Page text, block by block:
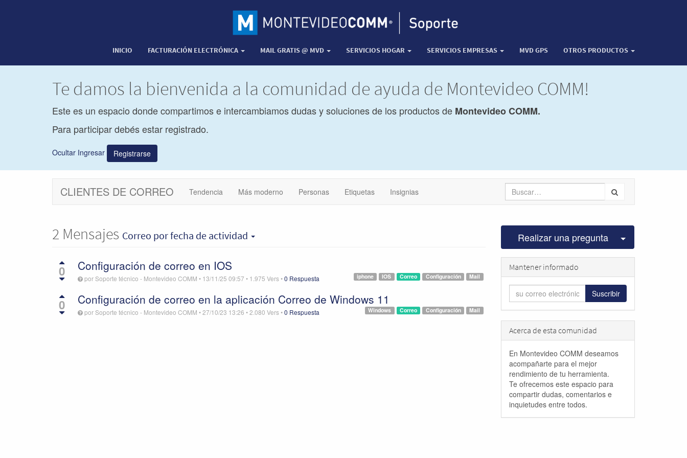
INICIO FACTURACIÓN ELECTRÓNICA MAIL GRATIS @ MVD SERVICIOS HOGAR SERVICIOS EMPRESAS MVD GPS OTROS PRODUCTOS
Te damos la bienvenida a la comunidad de ayuda de Montevideo COMM!
Este es un espacio donde compartimos e intercambiamos dudas y soluciones de los productos de Montevideo COMM.
Para participar debés estar registrado.
Ocultar Ingresar Registrarse
CLIENTES DE CORREO Tendencia Más moderno Personas Etiquetas Insignias
2 Mensajes Correo por fecha de actividad
0 Configuración de correo en IOS
Mail
Configuración
Correo
IOS
iphone
porSoporte técnico - Montevideo COMM • 13/11/25 09:57 • 1.975 Vers•0 Respuesta
0 Configuración de correo en la aplicación Correo de Windows 11
Mail
Configuración
Correo
Windows
porSoporte técnico - Montevideo COMM •27/10/23 13:26 •2.080 Vers•0 Respuesta
Realizar una pregunta Seleccionar
Mantener informado
Suscribir
Acerca de esta comunidad
En Montevideo COMM deseamos
acompañarte para el mejor
rendimiento de tu herramienta.
Te ofrecemos este espacio para
compartir dudas, comentarios e
inquietudes entre todos.